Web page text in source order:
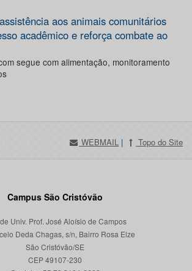
aos animais comunitários
acadêmico e reforça combate ao
segue com alimentação, monitoramento
WEBMAIL | Topo do Site
Campus São Cristóvão
Univ. Prof. José Aloísio de Campos
Deda Chagas, s/n, Bairro Rosa Elze
São Cristóvão/SE
CEP 49107-230